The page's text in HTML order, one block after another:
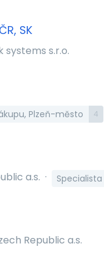
SK
s.r.o.
Plzeň-město 4
a.s. ·
Republic a.s.